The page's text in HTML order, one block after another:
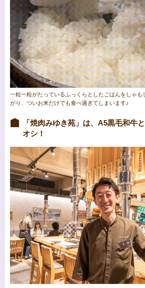
一粒一粒がたっているふっくらとしたごはんをしゃも
がり、ついお米だけでも食べ過ぎてしまいます♪
「焼肉みゆき苑」は、A5黒毛和牛
オシ！